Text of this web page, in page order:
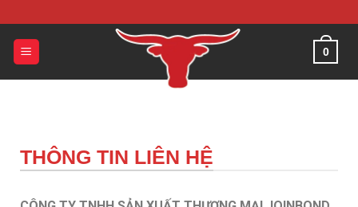
0
THÔNG TIN LIÊN HỆ